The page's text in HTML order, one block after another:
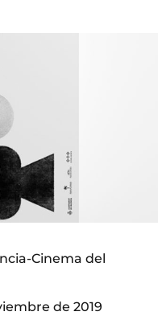
Cinema del
de 2019